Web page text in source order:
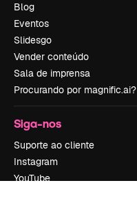
Blog
Eventos
Slidesgo
Vender conteúdo
Sala de imprensa
Procurando por magnific.ai?
Siga-nos
Suporte ao cliente
Instagram
YouTube